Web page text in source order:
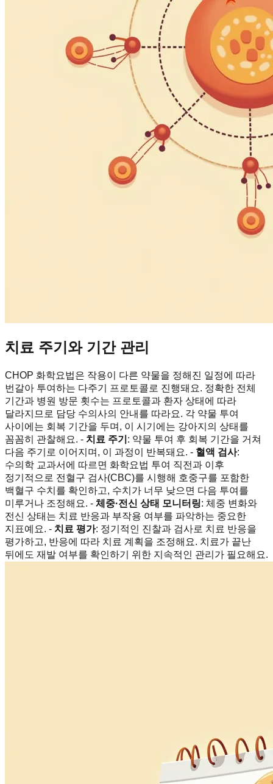
치료 주기와 기간 관리
CHOP 화학요법은 작용이 다른 약물을 정해진 일정에 따라
번갈아 투여하는 다주기 프로토콜로 진행돼요. 정확한 전체
기간과 병원 방문 횟수는 프로토콜과 환자 상태에 따라
달라지므로 담당 수의사의 안내를 따라요. 각 약물 투여
사이에는 회복 기간을 두며, 이 시기에는 강아지의 상태를
꼼꼼히 관찰해요. - 치료 주기 : 약물 투여 후 회복 기간을 거쳐
다음 주기로 이어지며, 이 과정이 반복돼요. - 혈액 검사:
수의학 교과서에 따르면 화학요법 투여 직전과 이후
정기적으로 전혈구 검사(CBC)를 시행해 호중구를 포함한
백혈구 수치를 확인하고, 수치가 너무 낮으면 다음 투여를
미루거나 조정해요. - 체중·전신 상태 모니터링: 체중 변화와
전신 상태는 치료 반응과 부작용 여부를 파악하는 중요한
지표예요. - 치료 평가: 정기적인 진찰과 검사로 치료 반응을
평가하고, 반응에 따라 치료 계획을 조정해요. 치료가 끝난
뒤에도 재발 여부를 확인하기 위한 지속적인 관리가 필요해요.